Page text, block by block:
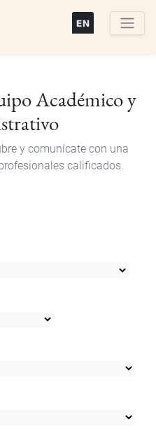
Académico y
y comunícate con una
calificados.